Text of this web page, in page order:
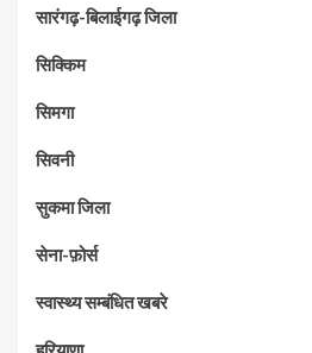
सारंगढ़-बिलाईगढ़ जिला
सिक्किम
सिमगा
सिवनी
सुकमा जिला
सेना-फ़ोर्स
स्वास्थ्य सम्बंधित खबरे